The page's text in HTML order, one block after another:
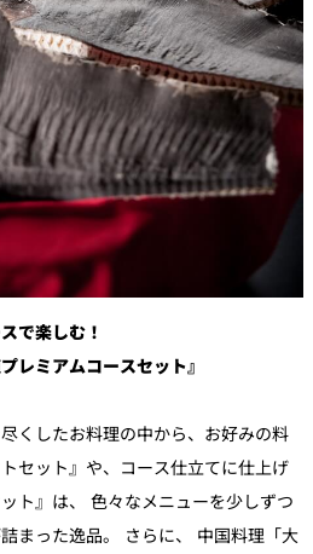
で楽しむ！
レミアムコースセット』
くしたお料理の中から、お好みの料
セット』や、コース仕立てに仕上げ
ト』は、 色々なメニューを少しずつ
まった逸品。 さらに、 中国料理「大